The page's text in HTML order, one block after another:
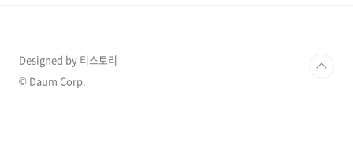
Designed by 티스토리
© Daum Corp.